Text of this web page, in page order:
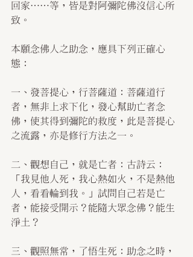
回家……等，皆是對阿彌陀佛沒信心所
致。
本願念佛人之助念，應具下列正確心
態：
一、發菩提心，行菩薩道：菩薩道行
者，無非上求下化，發心幫助亡者念
佛，使其得到彌陀的救度，此是菩提心
之流露，亦是修行方法之一。
二、觀想自己，就是亡者：古詩云：
「我見他人死，我心熱如火，不是熱他
人，看看輪到我。」試問自己若是亡
者，能接受開示？能隨大眾念佛？能生
淨土？
三、觀照無常，了悟生死：助念之時，